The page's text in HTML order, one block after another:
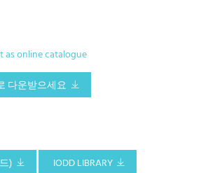
as online catalogue
다운받으세요
)
IODD LIBRARY